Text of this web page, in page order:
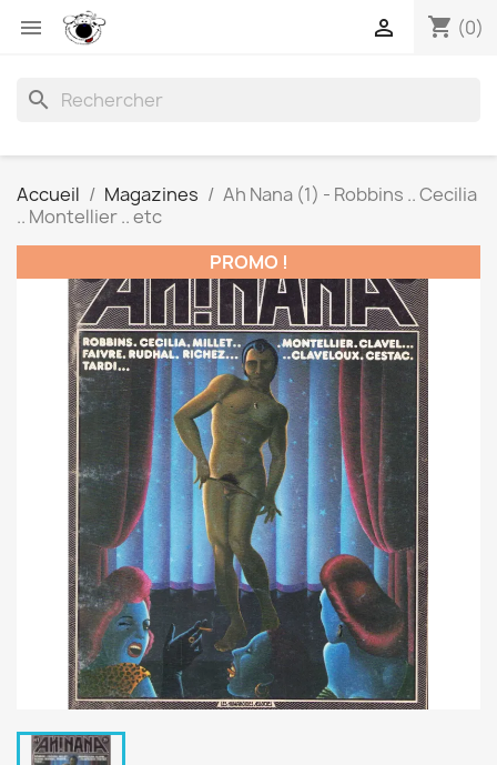
 shopping_cart (0)

search
Accueil Magazines
Ah Nana (1) - Robbins .. Cecilia
.. Montellier .. etc
PROMO !